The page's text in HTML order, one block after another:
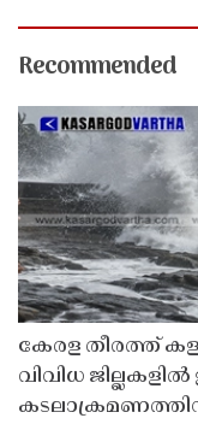
Recommended
കേരള തീരത്ത്
വിവിധ